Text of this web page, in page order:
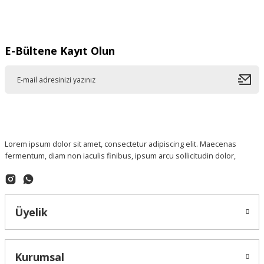
E-Bültene Kayıt Olun
Lorem ipsum dolor sit amet, consectetur adipiscing elit. Maecenas
fermentum, diam non iaculis finibus, ipsum arcu sollicitudin dolor,
Üyelik
Kurumsal